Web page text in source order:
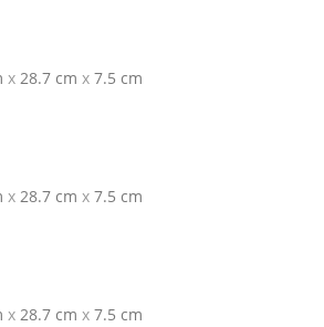
x 28.7 cm x 7.5 cm
x 28.7 cm x 7.5 cm
x 28.7 cm x 7.5 cm